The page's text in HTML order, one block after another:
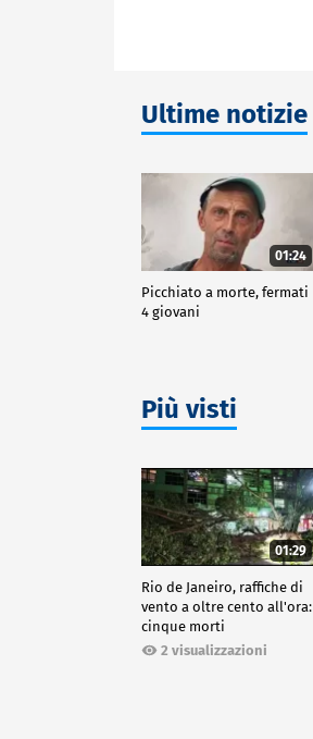
Ultime notizie
01:24
Picchiato a morte, fermati
4 giovani
Più visti
01:29
Rio de Janeiro, raffiche di
vento a oltre cento all'ora:
cinque morti
2 visualizzazioni